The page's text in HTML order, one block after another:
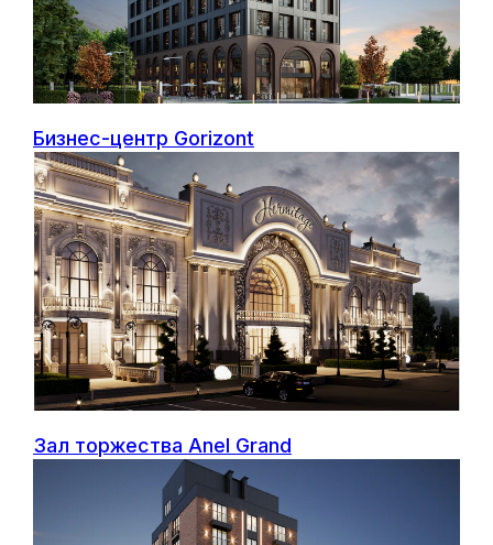
Бизнес-центр Gorizont
Зал торжества Anel Grand